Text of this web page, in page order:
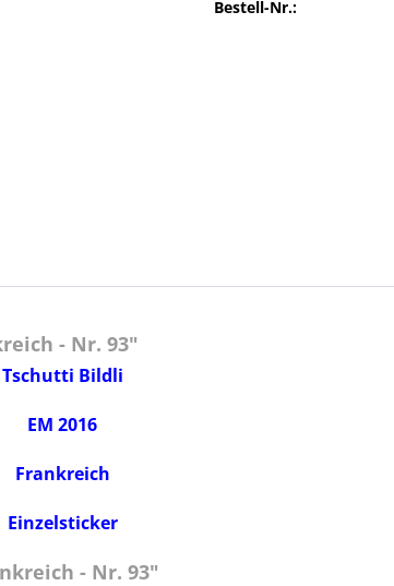
Bestell-Nr.:
- Nr. 93"
Tschutti Bildli
EM 2016
Frankreich
Einzelsticker
- Nr. 93"